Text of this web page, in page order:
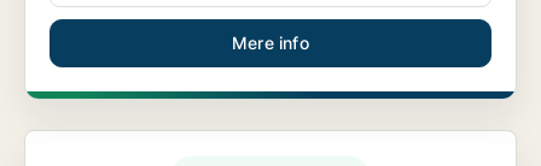
Mere info